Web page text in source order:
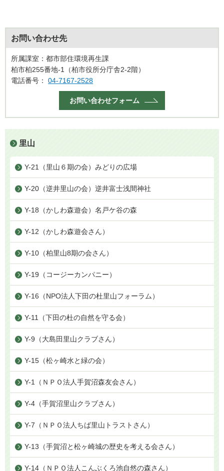
お問い合わせ先
所属課室：都市部住環境再生課
柏市柏255番地-1（柏市役所分庁舎2-2階）
電話番号：
04-7167-2528
お問い合わせフォーム
里山
Y-21（里山６期の会）みどりの広場
Y-20（逆井里山の会）逆井富士浅間神社
Y-18（かしわ森遊会）名戸ケ谷の森
Y-12（かしわ森遊会さん）
Y-10（柏里山8期の会さん）
Y-19（コージーカンパニー）
Y-16（NPO法人下田の杜里山フォーラム）
Y-11（下田の杜の自然を守る会）
Y-9（大島田里山クラブさん）
Y-15（松ヶ崎水と緑の会）
Y-1（ＮＰＯ法人手賀沼森友会さん）
Y-4（手賀沼里山クラブさん）
Y-7（ＮＰＯ法人ちば里山トラストさん）
Y-13（手賀沼と松ヶ崎城の歴史を考える会さん）
Y-14（ＮＰＯ法人こんぶくろ池自然の森さん）